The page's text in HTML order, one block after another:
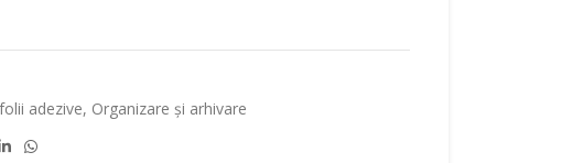
adezive, Organizare și arhivare